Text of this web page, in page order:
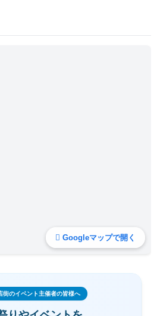
Googleマップで開く
街のイベント主催者の皆様へ